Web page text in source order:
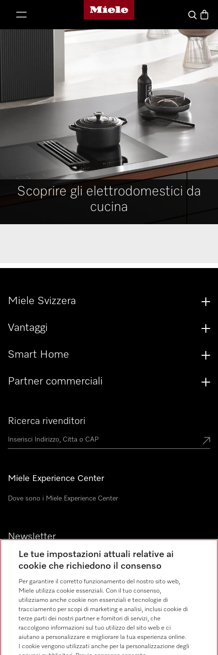
Homepage di Miele
CercaBasket
Scoprire gli elettrodomestici da
cucina
Ricerca rivenditori
Miele Experience Center
Dove sono i Miele Experience Center
Newsletter
Linguaggio
Miele Svizzera
Vantaggi
Smart Home
Partner commerciali
Le tue impostazioni attuali relative ai
cookie che richiedono il consenso
Per garantire il corretto funzionamento del nostro sito web,
Miele utilizza cookie essenziali. Con il tuo consenso,
utilizziamo anche cookie non essenziali e tecnologie di
tracciamento per scopi di marketing e analisi, inclusi cookie di
terze parti dei nostri partner e fornitori di servizi, che
raccolgono informazioni sul tuo utilizzo del sito web e ci
aiutano a personalizzare e migliorare la tua esperienza online.
I cookie vengono utilizzati anche per la personalizzazione degli